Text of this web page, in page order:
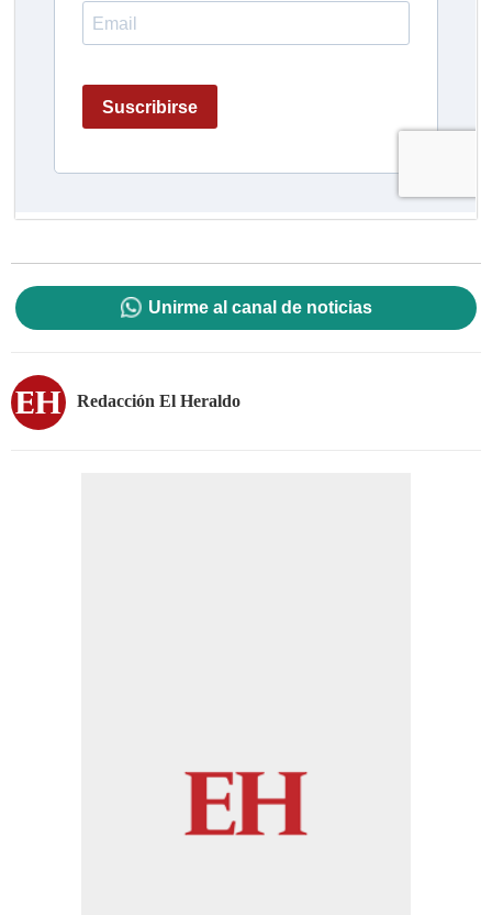
Unirme al canal de noticias
Redacción El Heraldo